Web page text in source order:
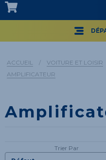
CA$
ACCUEIL / VOITURE ET LOISIR
AMPLIFICATEUR
Trier Par